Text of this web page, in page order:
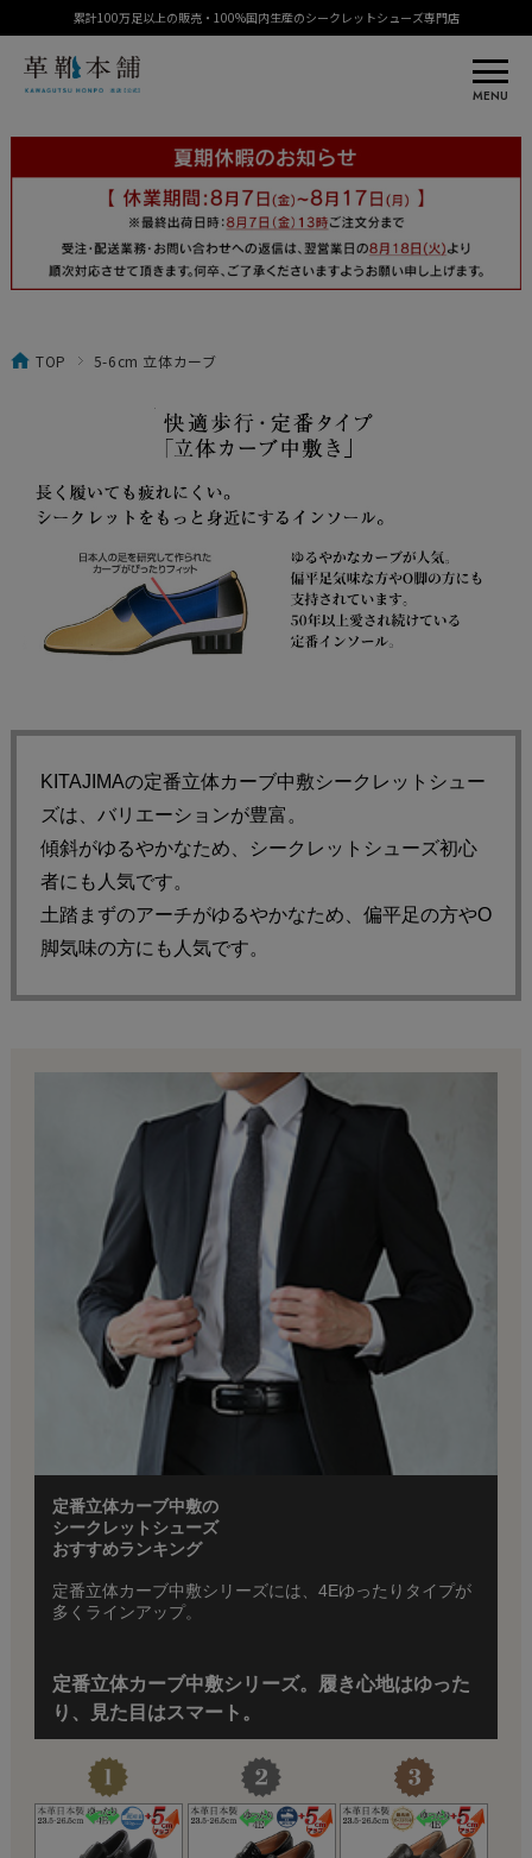
累計100万足以上の販売・100%国内生産のシークレットシューズ専門店
MENU
TOP 5-6cm 立体カーブ
KITAJIMAの定番立体カーブ中敷シークレットシュー
ズは、バリエーションが豊富。
傾斜がゆるやかなため、シークレットシューズ初心
者にも人気です。
土踏まずのアーチがゆるやかなため、偏平足の方やO
脚気味の方にも人気です。
定番立体カーブ中敷の
シークレットシューズ
おすすめランキング
定番立体カーブ中敷シリーズには、4Eゆったりタイプが
多くラインアップ。
定番立体カーブ中敷シリーズ。履き心地はゆった
り、見た目はスマート。